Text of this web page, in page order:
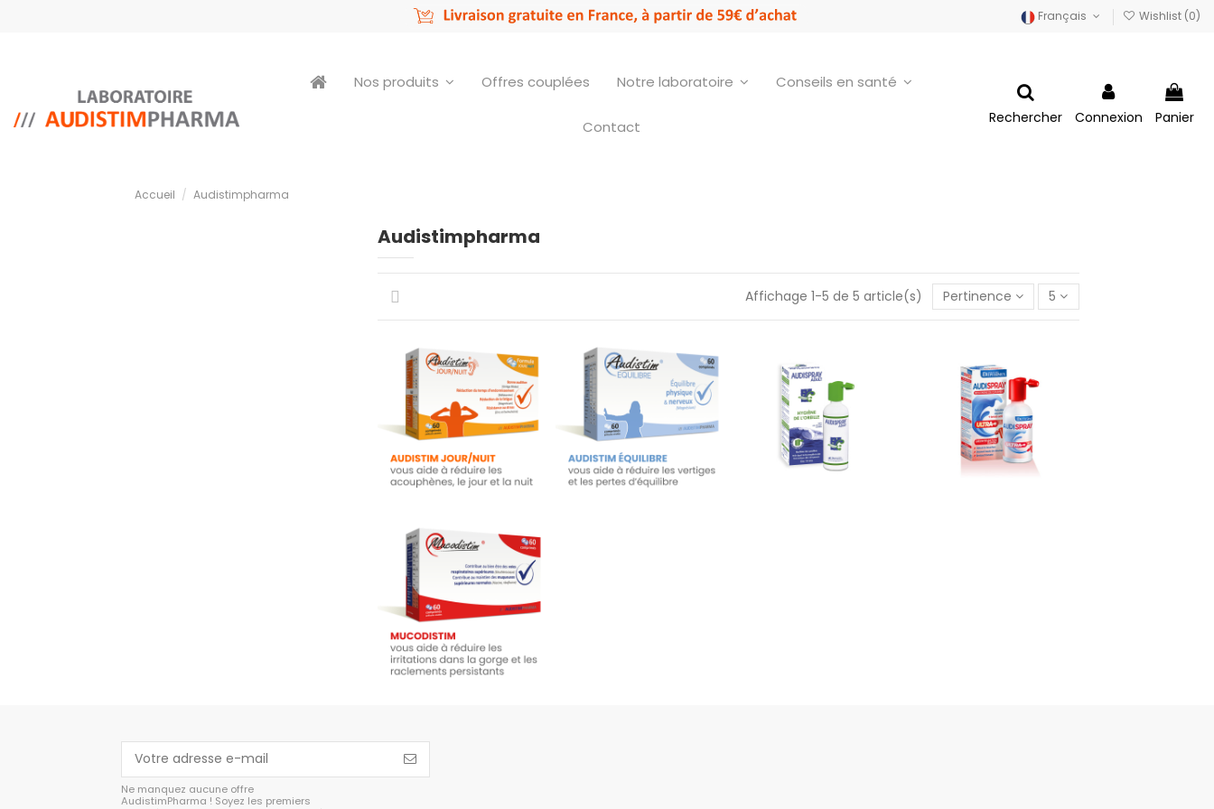
Français Wishlist (0)
Nos produits Offres couplées Notre laboratoire Conseils en santé
Contact
Rechercher Connexion Panier
Accueil Audistimpharma
Audistimpharma
Affichage 1-5 de 5 article(s) Pertinence 5
Audistim Jour/Nuit - 60
comprimés
23,45 €
Ajouter au panier
Audistim Équilibre - 60
comprimés
19,90 €
Ajouter au panier
Audispray - Hygiène de
l'oreille
11,26 €
Ajouter au panier
Audispray - Bouchons de
cérumen
10,12 €
Ajouter au panier
Mucodistim - 60
comprimés
Ajouter au panier
Ne manquez aucune offre
AudistimPharma ! Soyez les premiers